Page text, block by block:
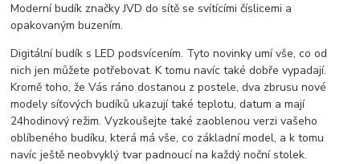
Moderní budík značky JVD do sítě se svítícími číslicemi a
opakovaným buzením.
Digitální budík s LED podsvícením. Tyto novinky umí vše, co od
nich jen můžete potřebovat. K tomu navíc také dobře vypadají.
Kromě toho, že Vás ráno dostanou z postele, dva zbrusu nové
modely síťových budíků ukazují také teplotu, datum a mají
24hodinový režim. Vyzkoušejte také zaoblenou verzi vašeho
oblíbeného budíku, která má vše, co základní model, a k tomu
navíc ještě neobvyklý tvar padnoucí na každý noční stolek.